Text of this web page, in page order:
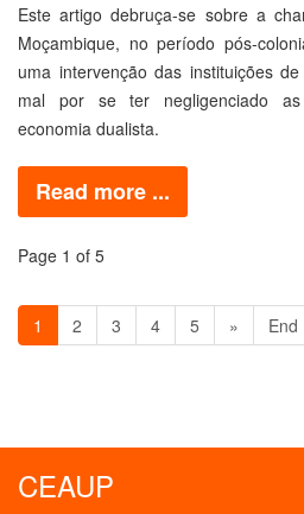
Este artigo debruça-se sobre a
Moçambique, no período pós-
uma intervenção das instituições
mal por se ter negligenciado
economia dualista.
Read more ...
Page 1 of 5
1 2 3 4 5 » End
CEAUP